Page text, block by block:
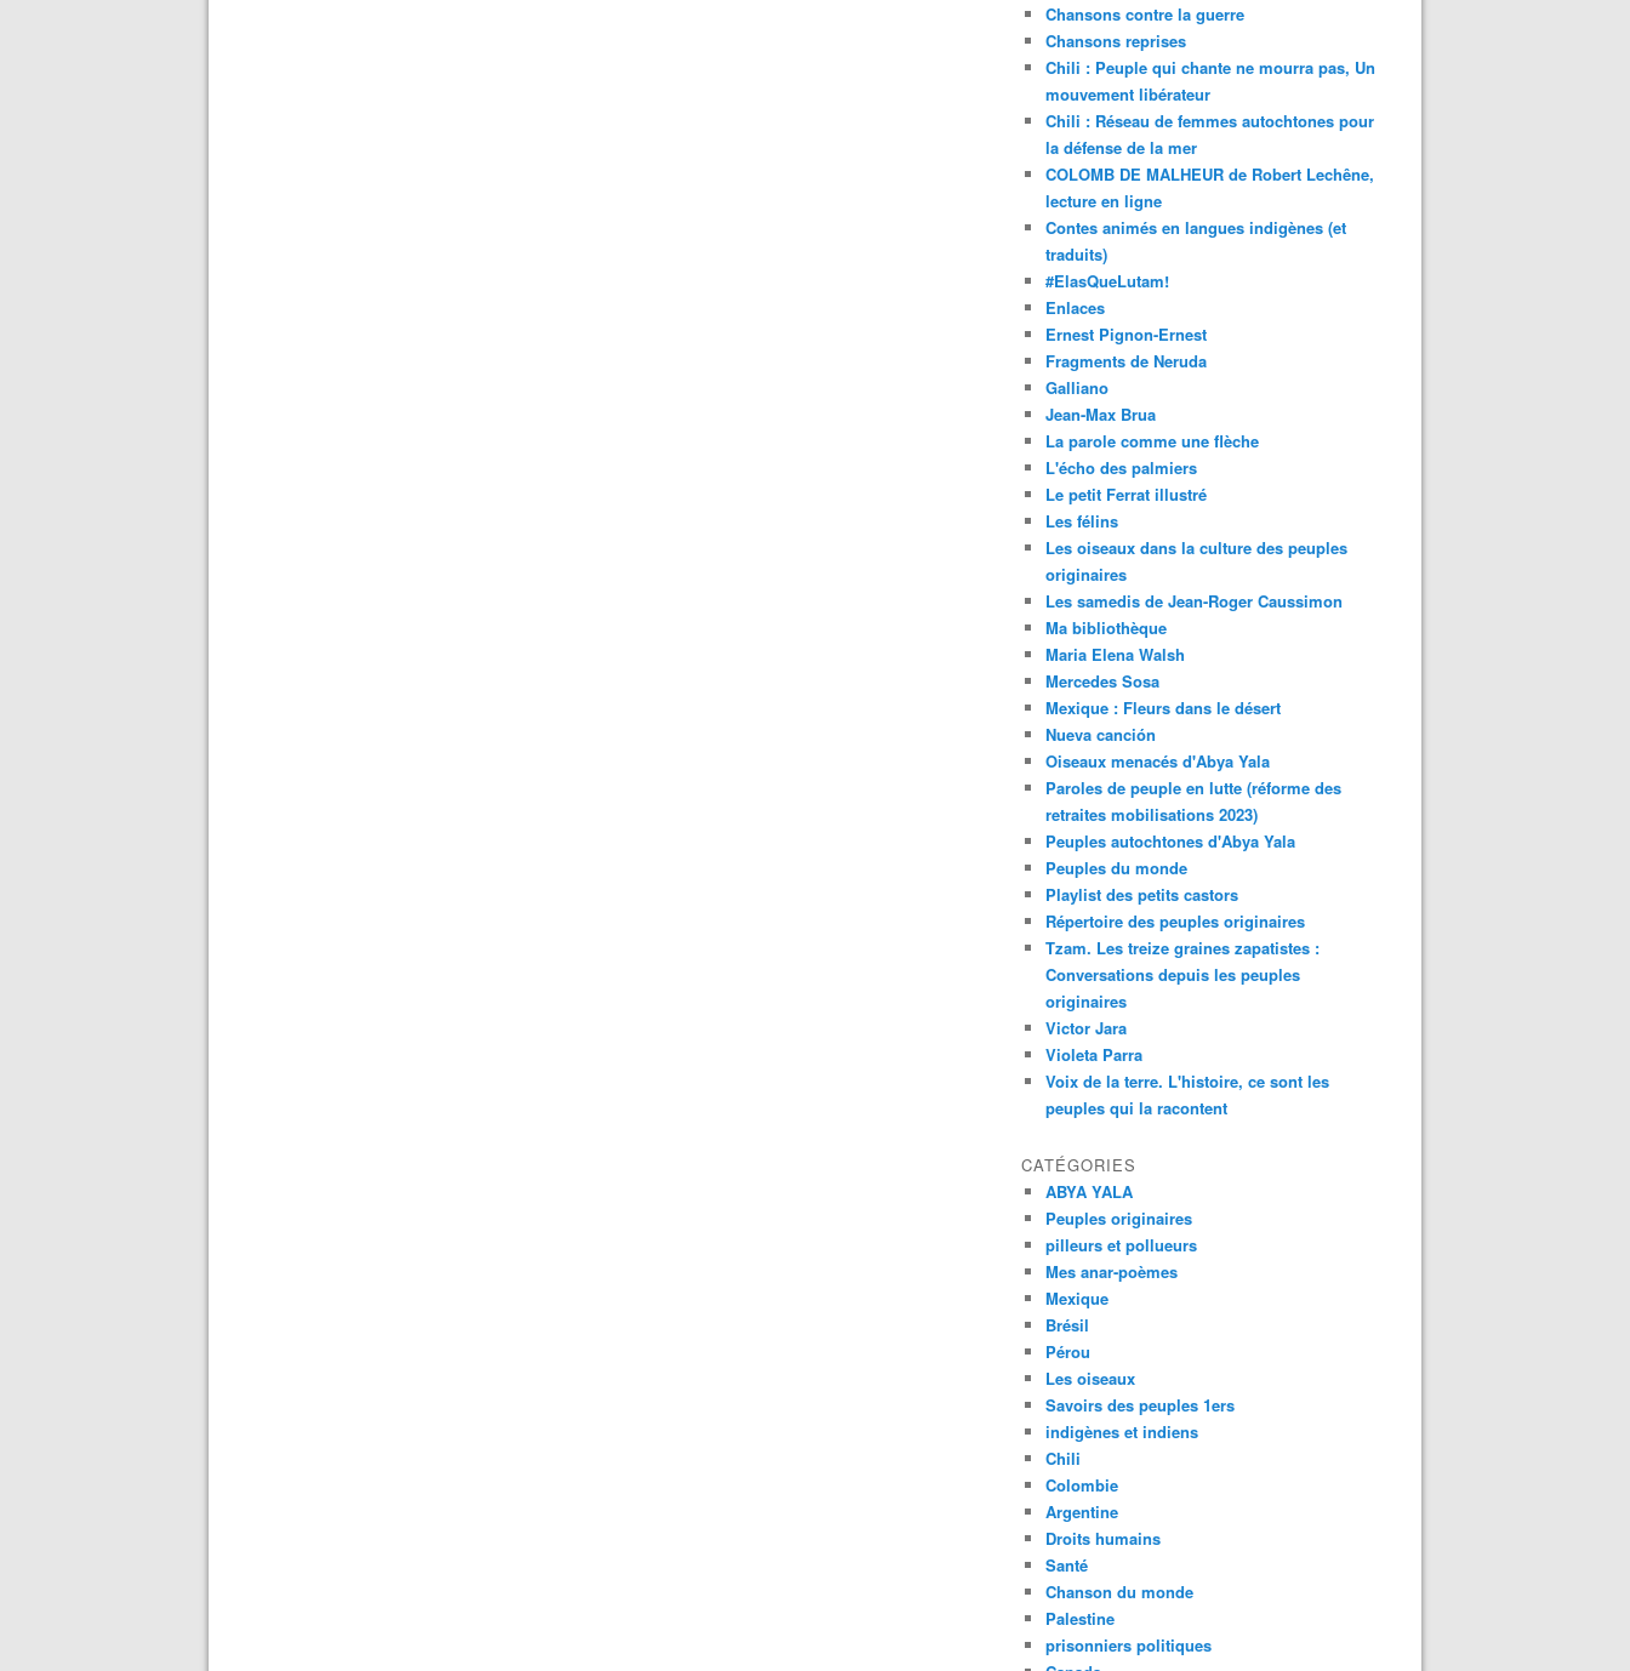
Chansons contre la guerre
Chansons reprises
Chili : Peuple qui chante ne mourra pas, Un
mouvement libérateur
Chili : Réseau de femmes autochtones pour
la défense de la mer
COLOMB DE MALHEUR de Robert Lechêne,
lecture en ligne
Contes animés en langues indigènes (et
traduits)
#ElasQueLutam!
Enlaces
Ernest Pignon-Ernest
Fragments de Neruda
Galliano
Jean-Max Brua
La parole comme une flèche
L'écho des palmiers
Le petit Ferrat illustré
Les félins
Les oiseaux dans la culture des peuples
originaires
Les samedis de Jean-Roger Caussimon
Ma bibliothèque
Maria Elena Walsh
Mercedes Sosa
Mexique : Fleurs dans le désert
Nueva canción
Oiseaux menacés d'Abya Yala
Paroles de peuple en lutte (réforme des
retraites mobilisations 2023)
Peuples autochtones d'Abya Yala
Peuples du monde
Playlist des petits castors
Répertoire des peuples originaires
Tzam. Les treize graines zapatistes :
Conversations depuis les peuples
originaires
Victor Jara
Violeta Parra
Voix de la terre. L'histoire, ce sont les
peuples qui la racontent
CATÉGORIES
ABYA YALA
Peuples originaires
pilleurs et pollueurs
Mes anar-poèmes
Mexique
Brésil
Pérou
Les oiseaux
Savoirs des peuples 1ers
indigènes et indiens
Chili
Colombie
Argentine
Droits humains
Santé
Chanson du monde
Palestine
prisonniers politiques